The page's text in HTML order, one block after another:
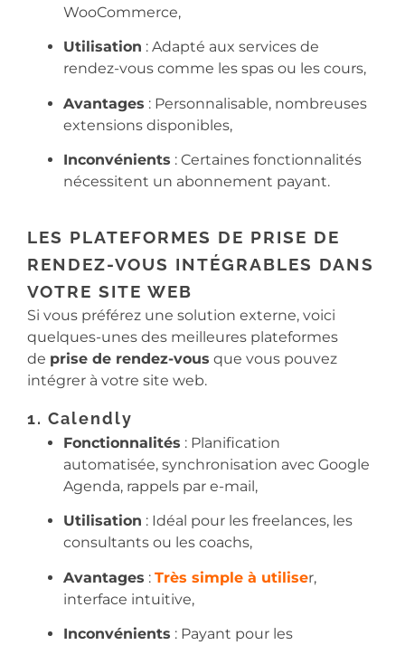
WooCommerce,
Utilisation : Adapté aux services de
rendez-vous comme les spas ou les cours,
Avantages : Personnalisable, nombreuses
extensions disponibles,
Inconvénients : Certaines fonctionnalités
nécessitent un abonnement payant.
LES PLATEFORMES DE PRISE DE
RENDEZ-VOUS INTÉGRABLES DANS
VOTRE SITE WEB
Si vous préférez une solution externe, voici
quelques-unes des meilleures plateformes
de prise de rendez-vous que vous pouvez
intégrer à votre site web.
1. Calendly
Fonctionnalités : Planification
automatisée, synchronisation avec Google
Agenda, rappels par e-mail,
Utilisation : Idéal pour les freelances, les
consultants ou les coachs,
Avantages : Très simple à utiliser,
interface intuitive,
Inconvénients : Payant pour les